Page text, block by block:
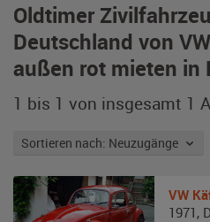
Oldtimer
Deutschland von
außen rot mieten in
1 bis 1 von insgesamt 1
Sortieren nach: Neuzugänge
VW
1971 ,